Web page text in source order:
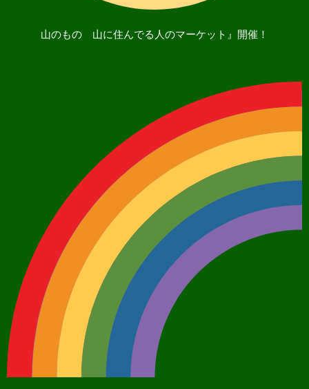
山のもの 山に住んでる人のマーケット』開催！